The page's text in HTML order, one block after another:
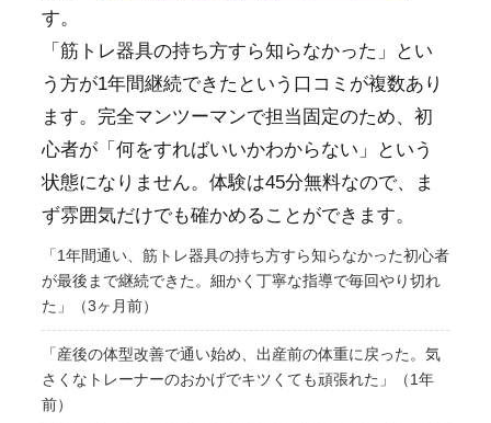
す。
「筋トレ器具の持ち方すら知らなかった」とい
う方が1年間継続できたという口コミが複数あり
ます。完全マンツーマンで担当固定のため、初
心者が「何をすればいいかわからない」という
状態になりません。体験は45分無料なので、ま
ず雰囲気だけでも確かめることができます。
「1年間通い、筋トレ器具の持ち方すら知らなかった初心者
が最後まで継続できた。細かく丁寧な指導で毎回やり切れ
た」（3ヶ月前）
「産後の体型改善で通い始め、出産前の体重に戻った。気
さくなトレーナーのおかげでキツくても頑張れた」（1年
前）